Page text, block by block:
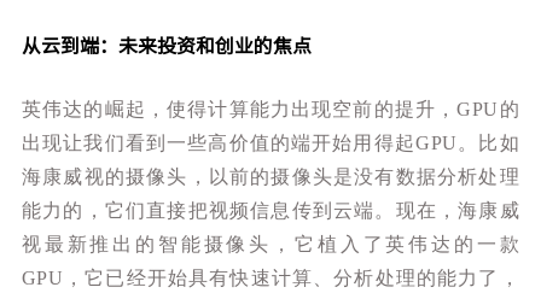
从云到端：未来投资和创业的焦点
英伟达的崛起，使得计算能力出现空前的提升，GPU的
出现让我们看到一些高价值的端开始用得起GPU。 比如
海康威视的摄像头，以前的摄像头是没有数据分析处理
能力的，它们直接把视频信息传到云端。现在，海康威
视最新推出的智能摄像头，它植入了英伟达的一款
GPU，它已经开始具有快速计算、分析处理的能力了，